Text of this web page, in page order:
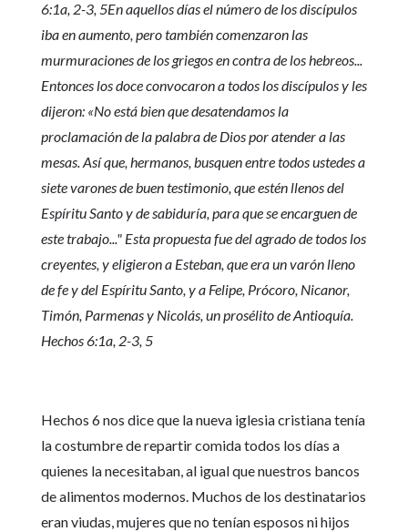
6:1a, 2-3, 5En aquellos días el número de los discípulos
iba en aumento, pero también comenzaron las
murmuraciones de los griegos en contra de los hebreos...
Entonces los doce convocaron a todos los discípulos y les
dijeron: «No está bien que desatendamos la
proclamación de la palabra de Dios por atender a las
mesas. Así que, hermanos, busquen entre todos ustedes a
siete varones de buen testimonio, que estén llenos del
Espíritu Santo y de sabiduría, para que se encarguen de
este trabajo..." Esta propuesta fue del agrado de todos los
creyentes, y eligieron a Esteban, que era un varón lleno
de fe y del Espíritu Santo, y a Felipe, Prócoro, Nicanor,
Timón, Parmenas y Nicolás, un prosélito de Antioquía.
Hechos 6:1a, 2-3, 5
Hechos 6 nos dice que la nueva iglesia cristiana tenía
la costumbre de repartir comida todos los días a
quienes la necesitaban, al igual que nuestros bancos
de alimentos modernos. Muchos de los destinatarios
eran viudas, mujeres que no tenían esposos ni hijos